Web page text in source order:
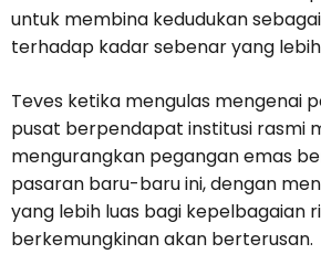
untuk membina kedudukan
terhadap kadar sebenar yang
Teves ketika mengulas mengenai
pusat berpendapat institusi rasmi
mengurangkan pegangan emas
pasaran baru-baru ini, dengan
yang lebih luas bagi kepelbagaian
berkemungkinan akan berterusan.